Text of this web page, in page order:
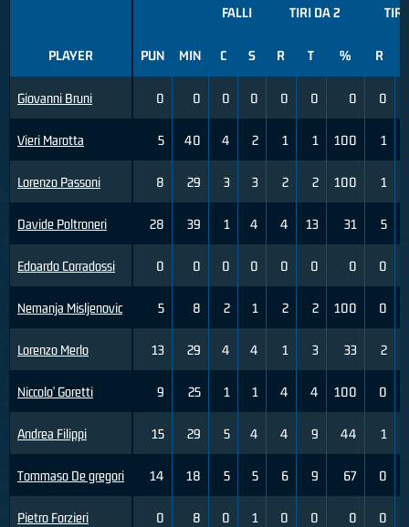
PLAYER
Giovanni Bruni
Vieri Marotta
Lorenzo Passoni
Davide Poltroneri
Edoardo Corradossi
Nemanja Misljenovic
Lorenzo Merlo
Niccolo' Goretti
Andrea Filippi
Tommaso De gregori
Pietro Forzieri
FALLI TIRI DA 2 TIRI
PUN MIN C S R T % R
0 0 0 0 0 0 0 0
5 40 4 2 1 1 100 1
8 29 3 3 2 2 100 1
28 39 1 4 4 13 31 5
0 0 0 0 0 0 0 0
5 8 2 1 2 2 100 0
13 29 4 4 1 3 33 2
9 25 1 1 4 4 100 0
15 29 5 4 4 9 44 1
14 18 5 5 6 9 67 0
0 8 0 1 0 0 0 0